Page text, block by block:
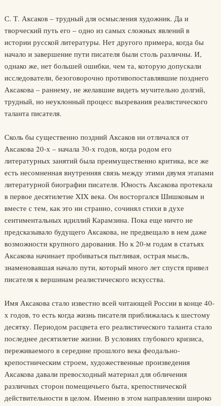
С. Т. Аксаков – трудный для осмысления художник. Да и
творческий путь его – одно из самых сложных явлений в
истории русской литературы. Нет другого примера, когда бы
начало и завершение пути писателя были столь различны. И,
однако же, нет большей ошибки, чем та, которую допускали
исследователи, безоговорочно противопоставлявшие позднего
Аксакова – раннему, не желавшие видеть мучительно долгий,
трудный, но неуклонный процесс вызревания реалистического
таланта писателя.
Сколь бы существенно поздний Аксаков ни отличался от
Аксакова 20-х – начала 30-х годов, когда родом его
литературных занятий была преимущественно критика, все же
есть несомненная внутренняя связь между этими двумя этапами
литературной биографии писателя. Юность Аксакова протекала
в первое десятилетие XIX века. Он восторгался Шишковым и
вместе с тем, как это ни странно, сочинял стихи в духе
сентиментальных идиллий Карамзина. Пока еще ничто не
предсказывало будущего Аксакова, не предвещало в нем даже
возможности крупного дарования. Но к 20-м годам в статьях
Аксакова начинает пробиваться пытливая, острая мысль,
знаменовавшая начало пути, который много лет спустя привел
писателя к вершинам реалистического искусства.
Имя Аксакова стало известно всей читающей России в конце 40-
х годов, то есть когда жизнь писателя приближалась к шестому
десятку. Периодом расцвета его реалистического таланта стало
последнее десятилетие жизни. В условиях глубокого кризиса,
переживаемого в середине прошлого века феодально-
крепостническим строем, художественные произведения
Аксакова давали превосходный материал для обличения
различных сторон помещичьего быта, крепостнической
действительности в целом. Именно в этом направлении широко